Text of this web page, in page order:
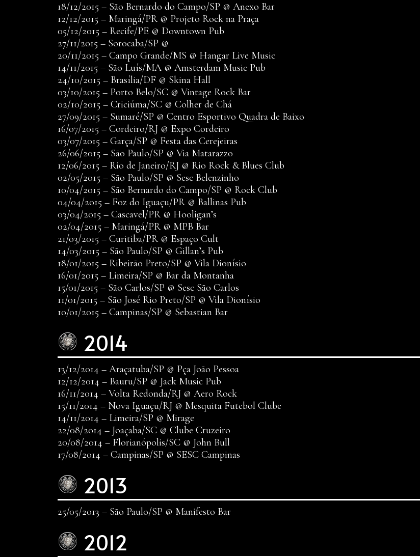
18/12/2015 – São Bernardo do Campo/SP @ Anexo Bar
12/12/2015 – Maringá/PR @ Projeto Rock na Praça
05/12/2015 – Recife/PE @ Downtown Pub
27/11/2015 – Sorocaba/SP @
20/11/2015 – Campo Grande/MS @ Hangar Live Music
14/11/2015 – São Luís/MA @ Amsterdam Music Pub
24/10/2015 – Brasília/DF @ Skina Hall
03/10/2015 – Porto Belo/SC @ Vintage Rock Bar
02/10/2015 – Criciúma/SC @ Colher de Chá
27/09/2015 – Sumaré/SP @ Centro Esportivo Quadra de Baixo
16/07/2015 – Cordeiro/RJ @ Expo Cordeiro
03/07/2015 – Garça/SP @ Festa das Cerejeiras
26/06/2015 – São Paulo/SP @ Via Matarazzo
12/06/2015 – Rio de Janeiro/RJ @ Rio Rock & Blues Club
02/05/2015 – São Paulo/SP @ Sesc Belenzinho
10/04/2015 – São Bernardo do Campo/SP @ Rock Club
04/04/2015 – Foz do Iguaçu/PR @ Ballinas Pub
03/04/2015 – Cascavel/PR @ Hooligan’s
02/04/2015 – Maringá/PR @ MPB Bar
21/03/2015 – Curitiba/PR @ Espaço Cult
14/03/2015 – São Paulo/SP @ Gillan’s Pub
18/01/2015 – Ribeirão Preto/SP @ Vila Dionísio
16/01/2015 – Limeira/SP @ Bar da Montanha
15/01/2015 – São Carlos/SP @ Sesc São Carlos
11/01/2015 – São José Rio Preto/SP @ Vila Dionísio
10/01/2015 – Campinas/SP @ Sebastian Bar
2014
13/12/2014 – Araçatuba/SP @ Pça João Pessoa
12/12/2014 – Bauru/SP @ Jack Music Pub
16/11/2014 – Volta Redonda/RJ @ Aero Rock
15/11/2014 – Nova Iguaçu/RJ @ Mesquita Futebol Clube
14/11/2014 – Limeira/SP @ Mirage
22/08/2014 – Joaçaba/SC @ Clube Cruzeiro
20/08/2014 – Florianópolis/SC @ John Bull
17/08/2014 – Campinas/SP @ SESC Campinas
2013
25/05/2013 – São Paulo/SP @ Manifesto Bar
2012